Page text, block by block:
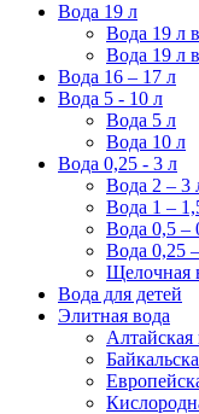
Вода 19 л
Вода 19 л
Вода 19 л
Вода 16 – 17 л
Вода 5 - 10 л
Вода 5 л
Вода 10 л
Вода 0,25 - 3 л
Вода 2 – 3
Вода 1 –
Вода 0,5 –
Вода 0,25
Щелочная
Вода для детей
Элитная вода
Алтайская